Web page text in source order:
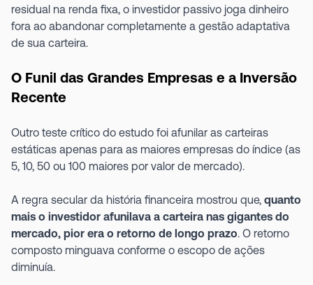
residual na renda fixa, o investidor passivo joga dinheiro
fora ao abandonar completamente a gestão adaptativa
de sua carteira.
O Funil das Grandes Empresas e a Inversão
Recente
Outro teste crítico do estudo foi afunilar as carteiras
estáticas apenas para as maiores empresas do índice (as
5, 10, 50 ou 100 maiores por valor de mercado).
A regra secular da história financeira mostrou que, quanto
mais o investidor afunilava a carteira nas gigantes do
mercado, pior era o retorno de longo prazo. O retorno
composto minguava conforme o escopo de ações
diminuía.